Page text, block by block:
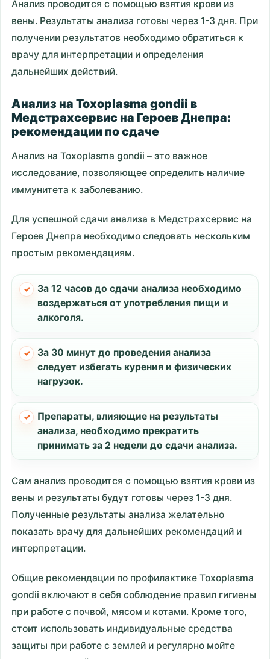
Анализ проводится с помощью взятия крови из
вены. Результаты анализа готовы через 1-3 дня. При
получении результатов необходимо обратиться к
врачу для интерпретации и определения
дальнейших действий.
Анализ на Toxoplasma gondii в
Медстрахсервис на Героев Днепра:
рекомендации по сдаче
Анализ на Toxoplasma gondii – это важное
исследование, позволяющее определить наличие
иммунитета к заболеванию.
Для успешной сдачи анализа в Медстрахсервис на
Героев Днепра необходимо следовать нескольким
простым рекомендациям.
За 12 часов до сдачи анализа необходимо
воздержаться от употребления пищи и
алкоголя.
За 30 минут до проведения анализа
следует избегать курения и физических
нагрузок.
Препараты, влияющие на результаты
анализа, необходимо прекратить
принимать за 2 недели до сдачи анализа.
Сам анализ проводится с помощью взятия крови из
вены и результаты будут готовы через 1-3 дня.
Полученные результаты анализа желательно
показать врачу для дальнейших рекомендаций и
интерпретации.
Общие рекомендации по профилактике Toxoplasma
gondii включают в себя соблюдение правил гигиены
при работе с почвой, мясом и котами. Кроме того,
стоит использовать индивидуальные средства
защиты при работе с землей и регулярно мойте